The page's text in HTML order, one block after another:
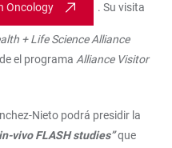
Oncology . Su visita
+ Life Science Alliance
el programa Alliance Visitor
Nieto podrá presidir la
vivo FLASH studies”que